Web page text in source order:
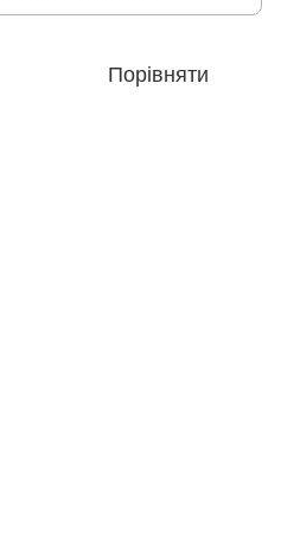
Порівняти